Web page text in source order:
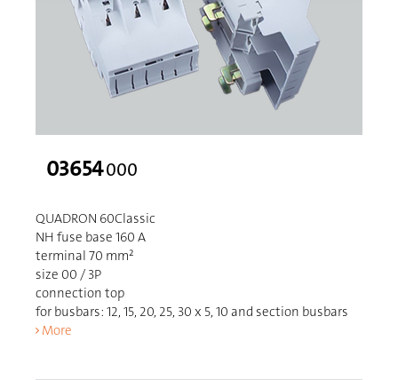
03654000
QUADRON 60Classic
NH fuse base 160 A
terminal 70 mm²
size 00 / 3P
connection top
for busbars: 12, 15, 20, 25, 30 x 5, 10 and section busbars
More